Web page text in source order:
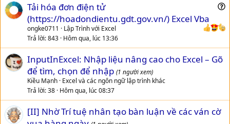
      PathDLL: string;
    begin
PathDLL := ExtractFilePath(GetModuleName) +
      if FileExists(PathDLL) then
      begin
        LibHandle := LoadLibrary(PChar(PathDLL));
      end
      else
      begin
        LibHandle := LoadLibrary(PChar(MyDLL));
      { Show Form }
      if LibHandle <> 0 then
e
t
Tải hóa đơn điện tử
(https://hoadondientu.gdt.gov.vn/) Excel Vba
ongke0711
Lập Trình với Excel
Trả lời 843 Hôm qua, lúc 13:36
InputInExcel: Nhập liệu nâng cao cho Excel – Gõ
để tìm, chọn để nhập (1 người xem)
Kiều Mạnh Excel và các ngôn ngữ lập trình khác
Trả lời 38 Hôm qua, lúc 08:37
[II] Nhờ Trí tuệ nhân tạo bàn luận về các ván cờ